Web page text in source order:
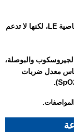
الساعة تدعم البلوتوث إصدار 5.4 مع دعم خاصية LE، لكنها لا تدعم
والبوصلة،
معدل ضربات